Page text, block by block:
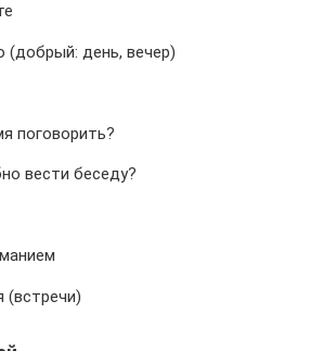
(добрый: день, вечер)
поговорить?
вести беседу?
(встречи)